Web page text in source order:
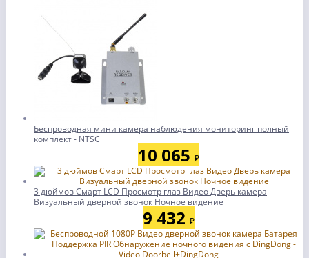
Беспроводная мини камера наблюдения мониторинг полный
комплект - NTSC
10 065 ₽
3 дюймов Смарт LCD Просмотр глаз Видео Дверь камера
Визуальный дверной звонок Ночное видение
9 432 ₽